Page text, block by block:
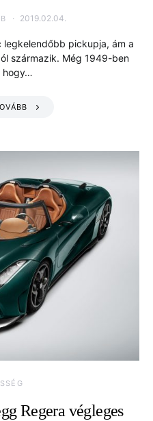
2019.02.04.
legkelendőbb pickupja, ám a
származik. Még 1949-ben
hogy…
Regera végleges